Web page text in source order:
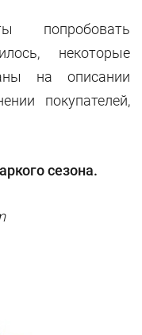
попробовать
некоторые
на описании
покупателей,
сезона.